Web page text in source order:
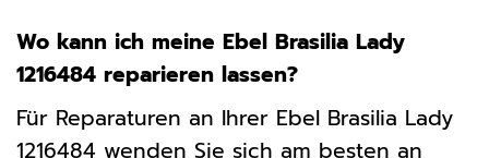
Wo kann ich meine Ebel Brasilia Lady
1216484 reparieren lassen?
Für Reparaturen an Ihrer Ebel Brasilia Lady
1216484 wenden Sie sich am besten an